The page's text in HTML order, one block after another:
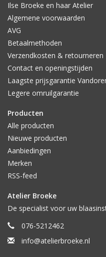
Ilse Broeke en haar Atelier
Algemene voorwaarden
AVG
Betaalmethoden
Verzendkosten & retourneren
Contact en openingstijden
Laagste prijsgarantie
Legere omruilgarantie
Producten
Alle producten
Nieuwe producten
Aanbiedingen
Merken
RSS-feed
Atelier Broeke
De specialist voor uw
076-5212462
info@atelierbroeke.nl